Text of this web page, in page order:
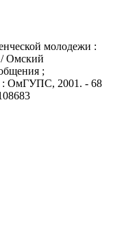
молодежи :
Омский
;
: ОмГУПС, 2001. - 68